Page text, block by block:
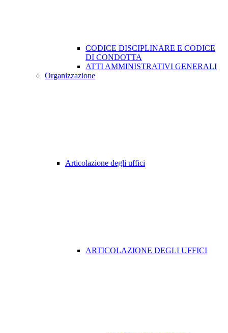
CODICE DISCIPLINARE E CODICE
DI CONDOTTA
ATTI AMMINISTRATIVI GENERALI
Organizzazione
Articolazione degli uffici
ARTICOLAZIONE DEGLI UFFICI